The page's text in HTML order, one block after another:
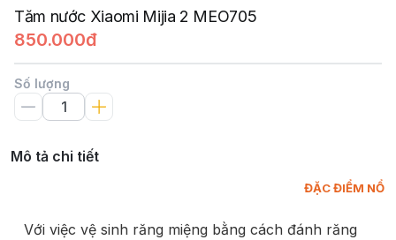
Tăm nước Xiaomi Mijia 2 MEO705
850.000đ
Số lượng
Mô tả chi tiết
ĐẶC ĐIỂM NỔI
Với việc vệ sinh răng miệng bằng cách đánh răng